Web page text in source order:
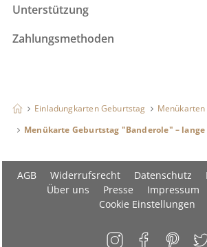
Unterstützung
Zahlungsmethoden
Einladungkarten Geburtstag
Menükarte Geburtstag "Banderole" – lange
AGB Widerrufsrecht Datenschutz
Über uns
Presse Impressum
Cookie Einstellungen